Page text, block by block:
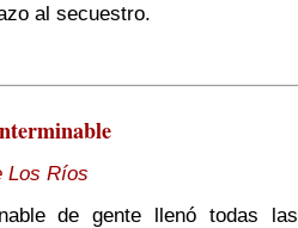
al secuestro.
Los Ríos
de gente llenó todas las